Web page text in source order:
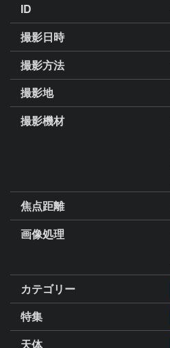
ID
撮影日時
撮影方法
撮影地
撮影機材
焦点距離
画像処理
カテゴリー
特集
天体